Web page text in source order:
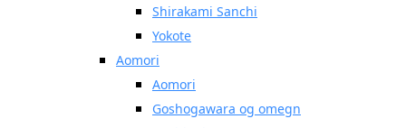
Shirakami Sanchi
Yokote
Aomori
Aomori
Goshogawara og omegn